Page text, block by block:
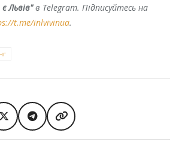
є Львів"в Telegram. Підписуйтесь на
t.me/inlvivinua.